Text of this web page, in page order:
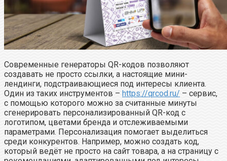
Современные генераторы QR-кодов позволяют
создавать не просто ссылки, а настоящие мини-
лендинги, подстраивающиеся под интересы клиента.
Один из таких инструментов – https://qrcod.ru/ – сервис,
с помощью которого можно за считанные минуты
сгенерировать персонализированный QR-код с
логотипом, цветами бренда и отслеживаемыми
параметрами. Персонализация помогает выделиться
среди конкурентов. Например, можно создать код,
который ведёт не просто на сайт товара, а на страницу с